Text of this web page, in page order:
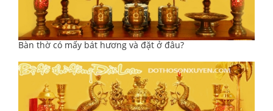
Bàn thờ có mấy bát hương và đặt ở đâu?